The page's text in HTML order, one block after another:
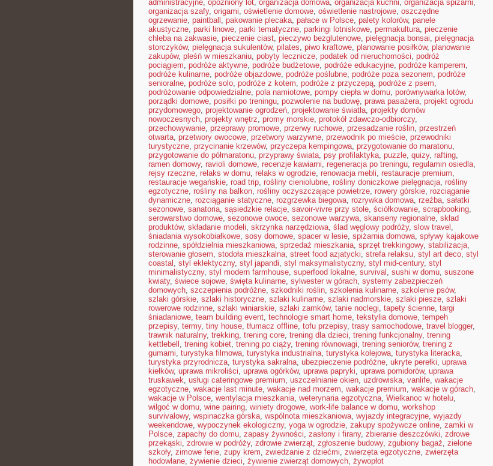
administracyjne, opóźniony lot, organizacja domowa, organizacja kuchni, organizacja spiżarni,
organizacja szafy, origami, oświetlenie domowe, oświetlenie nastrojowe, oszczędne
ogrzewanie, paintball , pakowanie plecaka, pałace w Polsce, palety kolorów, panele
akustyczne, parki linowe, parki tematyczne, parkingi lotniskowe, permakultura, pieczenie
chleba na zakwasie, pieczenie ciast, pieczywo bezglutenowe, pielęgnacja bonsai, pielęgnacja
storczyków, pielęgnacja sukulentów, pilates, piwo kraftowe, planowanie posiłków, planowanie
zakupów, pleśń w mieszkaniu, pobyty lecznicze, podatek od nieruchomości, podróż
pociągiem, podróże aktywne, podróże budżetowe, podróże edukacyjne, podróże kamperem,
podróże kulinarne, podróże objazdowe, podróże poślubne, podróże poza sezonem, podróże
senioralne, podróże solo, podróże z kotem, podróże z przyczepą, podróże z psem,
podróżowanie odpowiedzialne, pola namiotowe, pompy ciepła w domu, porównywarka lotów,
porządki domowe, posiłki po treningu, pozwolenie na budowę, prawa pasażera, projekt ogrodu
przydomowego, projektowanie ogrodzeń, projektowanie światła, projekty domów
nowoczesnych, projekty wnętrz, promy morskie, protokół zdawczo-odbiorczy,
przechowywanie, przeprawy promowe, przerwy ruchowe, przesadzanie roślin, przestrzeń
otwarta, przetwory owocowe, przetwory warzywne, przewodnik po mieście, przewodniki
turystyczne, przycinanie krzewów, przyczepa kempingowa, przygotowanie do maratonu,
przygotowanie do półmaratonu, przyprawy świata, psy profilaktyka, puzzle, quizy, rafting,
ramen domowy, ravioli domowe, recenzje kawiarni, regeneracja po treningu, regulamin osiedla,
rejsy rzeczne, relaks w domu, relaks w ogrodzie, renowacja mebli, restauracje premium,
restauracje wegańskie, road trip, rośliny cieniolubne, rośliny doniczkowe pielęgnacja, rośliny
egzotyczne, rośliny na balkon, rośliny oczyszczające powietrze, rowery górskie, rozciąganie
dynamiczne, rozciąganie statyczne, rozgrzewka biegowa, rozrywka domowa, rzeźba, sałatki
sezonowe, sanatoria, sąsiedzkie relacje, savoir-vivre przy stole, ściółkowanie, scrapbooking,
serowarstwo domowe, sezonowe owoce, sezonowe warzywa, skanseny regionalne, skład
produktów, składanie modeli, skrzynka narzędziowa, ślad węglowy podróży, slow travel ,
śniadania wysokobiałkowe, sosy domowe, spacer w lesie, spiżarnia domowa, spływy kajakowe
rodzinne, spółdzielnia mieszkaniowa, sprzedaż mieszkania, sprzęt trekkingowy, stabilizacja,
sterowanie głosem, stodoła mieszkalna, street food azjatycki, strefa relaksu, styl art deco, styl
coastal , styl eklektyczny, styl japandi, styl maksymalistyczny, styl mid-century, styl
minimalistyczny, styl modern farmhouse, superfood lokalne, survival , sushi w domu, suszone
kwiaty, świece sojowe, święta kulinarne, sylwester w górach, systemy zabezpieczeń
domowych, szczepienia podróżne, szkodniki roślin, szkolenia kulinarne, szkolenie psów,
szlaki górskie, szlaki historyczne, szlaki kulinarne, szlaki nadmorskie, szlaki piesze, szlaki
rowerowe rodzinne, szlaki winiarskie, szlaki zamków, tanie noclegi, tapety ścienne, targi
śniadaniowe, team building event, technologie smart home, tekstylia domowe, tempeh
przepisy, termy, tiny house, tłumacz offline, tofu przepisy, trasy samochodowe, travel blogger,
trawnik naturalny, trekking, trening core, trening dla dzieci, trening funkcjonalny, trening
kettlebell , trening kobiet, trening po ciąży, trening równowagi, trening seniorów, trening z
gumami, turystyka filmowa, turystyka industrialna, turystyka kolejowa, turystyka literacka,
turystyka przyrodnicza, turystyka sakralna, ubezpieczenie podróżne, ukryte perełki, uprawa
kiełków, uprawa mikroliści, uprawa ogórków, uprawa papryki, uprawa pomidorów, uprawa
truskawek, usługi cateringowe premium, uszczelnianie okien, uzdrowiska, vanlife, wakacje
egzotyczne, wakacje last minute, wakacje nad morzem, wakacje premium, wakacje w górach,
wakacje w Polsce, wentylacja mieszkania, weterynaria egzotyczna, Wielkanoc w hotelu,
wilgoć w domu, wine pairing, winiety drogowe, work-life balance w domu, workshop
survivalowy, wspinaczka górska, wspólnota mieszkaniowa, wyjazdy integracyjne, wyjazdy
weekendowe, wypoczynek ekologiczny, yoga w ogrodzie, zakupy spożywcze online, zamki w
Polsce, zapachy do domu, zapasy żywności, zasłony i firany, zbieranie deszczówki, zdrowe
przekąski, zdrowie w podróży, zdrowie zwierząt, zgłoszenie budowy, zgubiony bagaż, zielone
szkoły, zimowe ferie, zupy krem, zwiedzanie z dziećmi, zwierzęta egzotyczne, zwierzęta
hodowlane, żywienie dzieci, żywienie zwierząt domowych, żywopłot